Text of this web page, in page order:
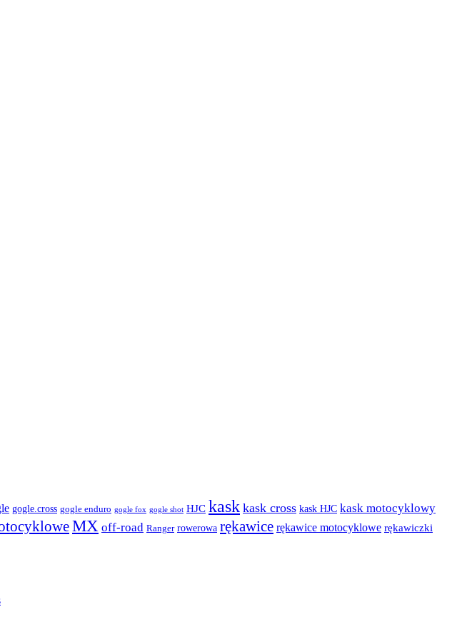
gogle.cross gogle enduro gogle fox gogle shot HJC kask kask cross kask HJC kask motocyklowy
MX off-road Ranger rowerowa rękawice rękawice motocyklowe rękawiczki